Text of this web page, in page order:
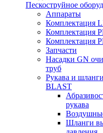
Пескоструйное
Аппараты
Комплектация
Комплектация
Комплектация
Запчасти
Насадки GN
труб
Рукава и
BLAST
рукава
Шланги